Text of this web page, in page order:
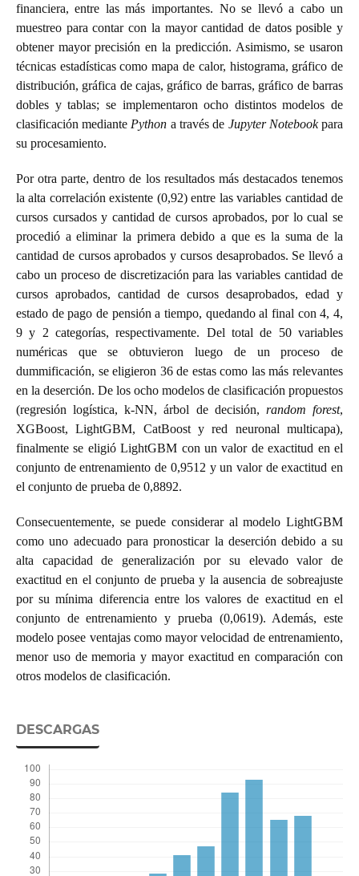
financiera, entre las más importantes. No se llevó a cabo un
muestreo para contar con la mayor cantidad de datos posible y
obtener mayor precisión en la predicción. Asimismo, se usaron
técnicas estadísticas como mapa de calor, histograma, gráfico de
distribución, gráfica de cajas, gráfico de barras, gráfico de barras
dobles y tablas; se implementaron ocho distintos modelos de
clasificación mediante Python a través de Jupyter Notebookpara
su procesamiento.
Por otra parte, dentro de los resultados más destacados tenemos
la alta correlación existente (0,92) entre las variables cantidad de
cursos cursados y cantidad de cursos aprobados, por lo cual se
procedió a eliminar la primera debido a que es la suma de la
cantidad de cursos aprobados y cursos desaprobados. Se llevó a
cabo un proceso de discretización para las variables cantidad de
cursos aprobados, cantidad de cursos desaprobados, edad y
estado de pago de pensión a tiempo, quedando al final con 4, 4,
9 y 2 categorías, respectivamente. Del total de 50 variables
numéricas que se obtuvieron luego de un proceso de
dummificación, se eligieron 36 de estas como las más relevantes
en la deserción. De los ocho modelos de clasificación propuestos
(regresión logística, k-NN, árbol de decisión, random forest,
XGBoost, LightGBM, CatBoost y red neuronal multicapa),
finalmente se eligió LightGBM con un valor de exactitud en el
conjunto de entrenamiento de 0,9512 y un valor de exactitud en
el conjunto de prueba de 0,8892.
Consecuentemente, se puede considerar al modelo LightGBM
como uno adecuado para pronosticar la deserción debido a su
alta capacidad de generalización por su elevado valor de
exactitud en el conjunto de prueba y la ausencia de sobreajuste
por su mínima diferencia entre los valores de exactitud en el
conjunto de entrenamiento y prueba (0,0619). Además, este
modelo posee ventajas como mayor velocidad de entrenamiento,
menor uso de memoria y mayor exactitud en comparación con
otros modelos de clasificación.
DESCARGAS